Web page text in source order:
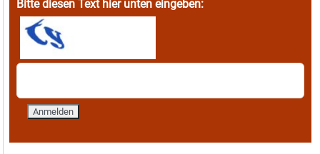
Bitte diesen Text hier unten eingeben: